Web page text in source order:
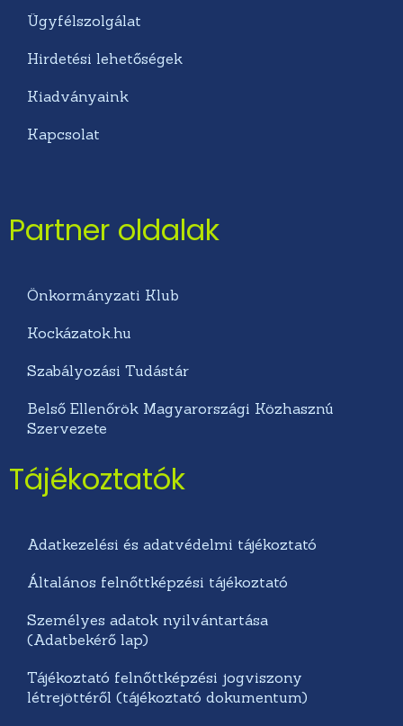
Ügyfélszolgálat
Hirdetési lehetőségek
Kiadványaink
Kapcsolat
Partner oldalak
Önkormányzati Klub
Kockázatok.hu
Szabályozási Tudástár
Belső Ellenőrök Magyarországi Közhasznú
Szervezete
Tájékoztatók
Adatkezelési és adatvédelmi tájékoztató
Általános felnőttképzési tájékoztató
Személyes adatok nyilvántartása
(Adatbekérő lap)
Tájékoztató felnőttképzési jogviszony
létrejöttéről (tájékoztató dokumentum)